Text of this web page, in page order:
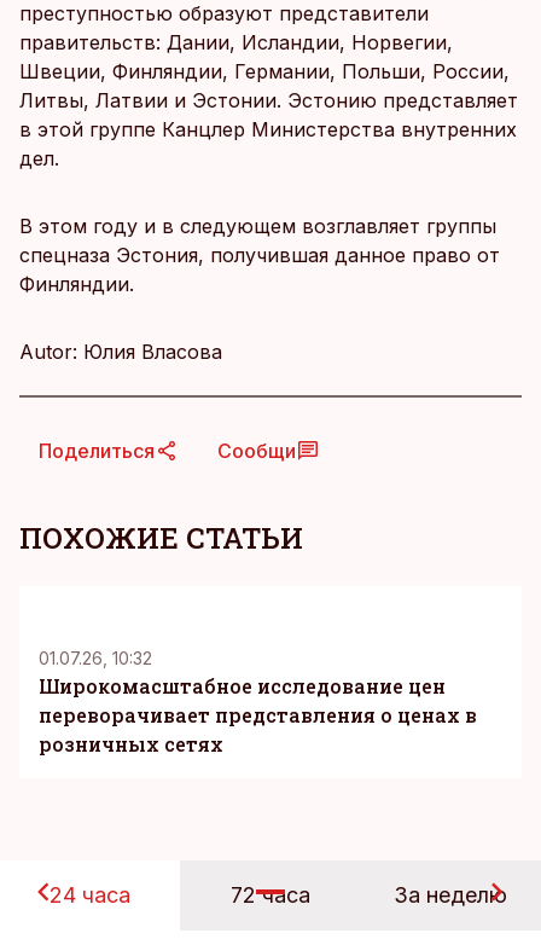
преступностью образуют представители
правительств: Дании, Исландии, Норвегии,
Швеции, Финляндии, Германии, Польши, России,
Литвы, Латвии и Эстонии. Эстонию представляет
в этой группе Канцлер Министерства внутренних
дел.
В этом году и в следующем возглавляет группы
спецназа Эстония, получившая данное право от
Финляндии.
Autor: Юлия Власова
Поделиться Сообщи
ПОХОЖИЕ СТАТЬИ
01.07.26, 10:32
Широкомасштабное исследование цен
переворачивает представления о ценах в
розничных сетях
24 часа 72 часа За неделю